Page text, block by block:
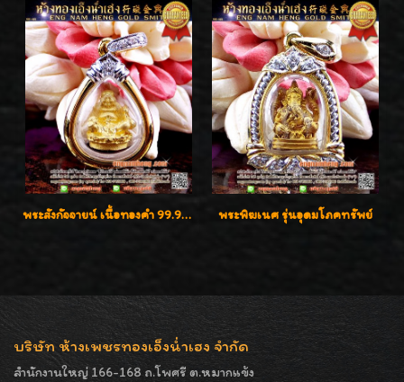
พระสังกัจจายน์ เนื้อทองคำ 99.99% พระพิฆเนศ รุ่นอุดมโภคทรัพย์
บริษัท ห้างเพชรทองเอ็งน่ำเฮง จำกัด
สำนักงานใหญ่ 166-168 ถ.โพศรี ต.หมากแข้ง